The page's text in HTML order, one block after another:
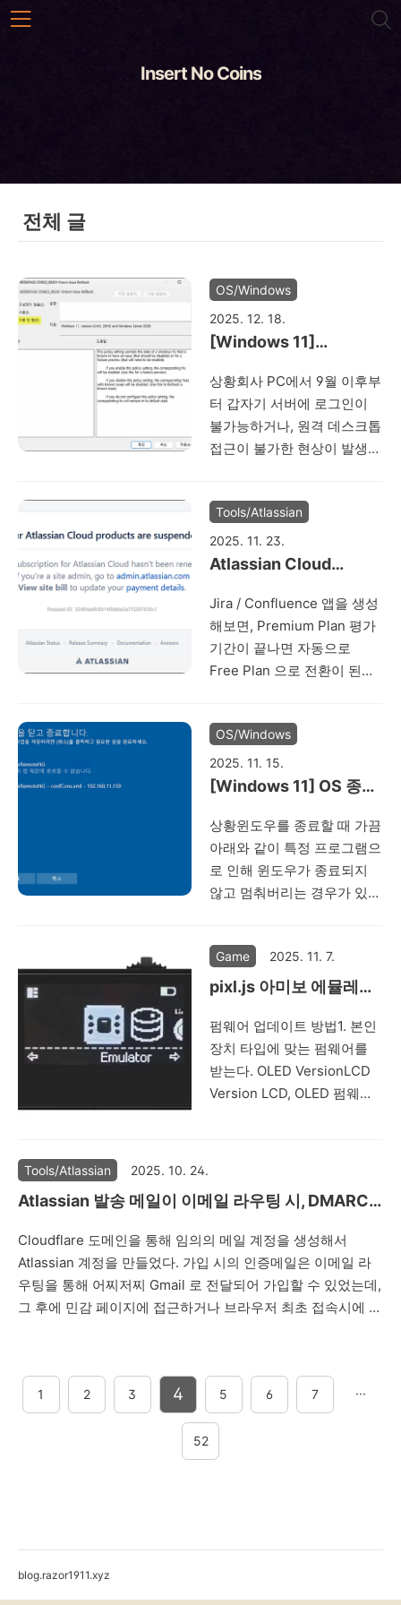
본문 바로가기
Insert No Coins
전체 글
OS/Windows
2025. 12. 18.
[Windows 11]
이후 회사 PC 원격 데스
크톱 접속 불가 현상
상황회사 PC에서 9월 이후부
터 갑자기 서버에 로그인이
불가능하거나, 원격 데스크톱
접근이 불가한 현상이 발생
Server 2025 원인
KB5065426 업데이트를 적
용하면 SID가 중복되는 머신
인증 (Kerberos) 을 시도하면
로그온에 실패하도록 보안이
강화 된 것이 원인임. 그럼
SID란 무엇이고 왜 중복이 발
는데, OS를 설치할 때 PC마
다 고유한 값이 생성됨. 그런
데 회사PC의 경우, PC 납품
하는 대신 OS가 설치된 디스
크를 복제하는 형태로 OS를
설치해서 납품하는 경우가 많
으며, 이렇게 OS가 설치된
Tools/Atlassian
2025. 11. 23.
Atlassian Cloud
Free 플랜 전환이 안되
는 경우
Jira / Confluence 앱을 생성
해보면, Premium Plan 평가
기간이 끝나면 자동으로
Free Plan 으로 전환이 된다
환이 되지 않고 그냥 중지되
어 버리는 경우가 있다. 청구
페이지에 가보면 관리 버튼이
화 버튼만 표시된다. (재활성
화 버튼을 누르면 Premium
플랜 유료 버전 결제가 진행
됨) 이것과 관련된 질문은 여
questions/Change-Plan-
to-Free/qaq-p/3013734 해
apps 에서 Add app 클릭 Try
it now 클릭 현재 중지..
OS/Windows
2025. 11. 15.
[Windows 11] OS 종료
기
상황윈도우를 종료할 때 가끔
아래와 같이 특정 프로그램으
로 인해 윈도우가 종료되지
않고 멈춰버리는 경우가 있
내용들이 유실되지 않도록 마
련된 의도된 설계. ex) Word
상태프로그램이 응답이 없거
나 네트워크 통신 중인 상태
라서 즉시 종료가 안되는 상
황. ex) 클라우드 동기화,
료되지만, 데이터 유실에 대
면 사용자가 [종료] 버튼을 눌
러주기 전까지는 OS가 종료
되지 않는다. 조치아래 레지
스트리 키를 추가하면 PC 종
이 진행되..
Game 2025. 11. 7.
pixl.js 아미보 에뮬레이
펌웨어 업데이트 방법1. 본인
장치 타입에 맞는 펌웨어를
받는다. OLED VersionLCD
Version LCD, OLED 펌웨어
웨어
한국어 포함 펌웨어 (OLED
버전만 있습니
다)https://github.com/
kor 한국어 리소스 포함 펌웨
다.https://
216-Kor-OLED pixl.js 펌웨
어 v2.16.0 (한국어 지원)pi..
Tools/Atlassian 2025. 10. 24.
Atlassian 발송 메일이 이메일 라우팅 시, DMARC
Cloudflare 도메인을 통해 임의의 메일 계정을 생성해서
Atlassian 계정을 만들었다. 가입 시의 인증메일은 이메일 라
우팅을 통해 어찌저찌 Gmail 로 전달되어 가입할 수 있었는데,
그 후에 민감 페이지에 접근하거나 브라우저 최초 접속시에 인
않았다. Cloudflare 로그를 보면 DMARC 체크에 실패한 것이
원인으로 나온다. Atlassian 에서는 메일을 발송할 때, SPF,
DMARC, DKIM 이 3가지를 모두 검사하고 이 중 하나라도 실
패하면 메일 전송을 거부하는데, Cloudflare 메일 라우팅 시,
이 DMARC가 깨진다. 아래 글에서 이 문제에..
1 2 3 4 5 6 7 ···
52
blog.razor1911.xyz